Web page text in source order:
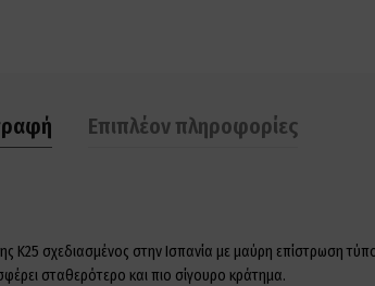
Επιπλέον πληροφορίες
σχεδιασμένος στην Ισπανία με μαύρη επίστρωση
σταθερότερο και πιο σίγουρο κράτημα.